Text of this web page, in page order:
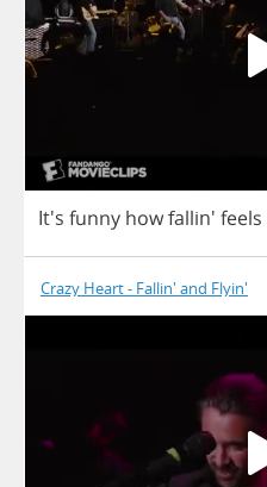
It's funny howfallin' feels
Crazy Heart - Fallin' and Flyin'